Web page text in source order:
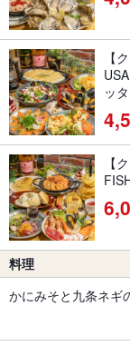
【
ッ
【
料理
かにみそと九条ネギ